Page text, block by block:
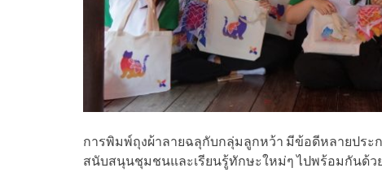
การพิมพ์ถุงผ้าลายฉลุกับกลุ่มลูกหว้า มีข้อดีหลายประก
สนับสนุนชุมชนและเรียนรู้ทักษะใหม่ๆ ไปพร้อมกันด้ว